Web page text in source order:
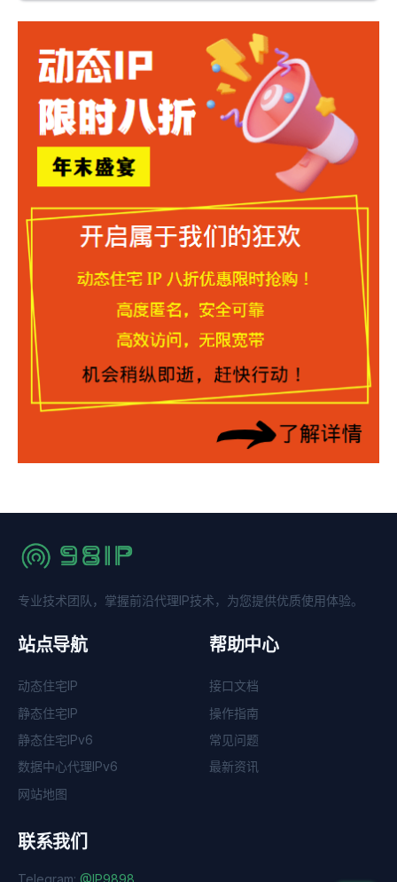
专业技术团队，掌握前沿代理IP技术，为您提供优质使用体验。
站点导航
动态住宅IP
静态住宅IP
静态住宅IPv6
数据中心代理IPv6
网站地图
帮助中心
接口文档
操作指南
常见问题
最新资讯
联系我们
Telegram: @IP9898